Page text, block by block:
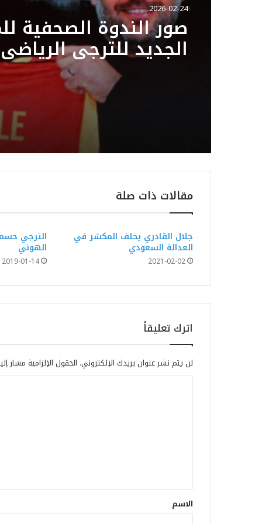
2026-02-24
صور الندوة الصحفية
الجديد للترجي الرياضي
Patrice Beaumelle
مقالات ذات صلة
جلال القادري يخلف المكشر في
العدالة السعودي
2021-02-02
الترجي
الهوني
2019-01-14
اترك تعليقاً
لن يتم نشر عنوان بريدك الإلكتروني. الحقول الإلزامية مشار
الاسم